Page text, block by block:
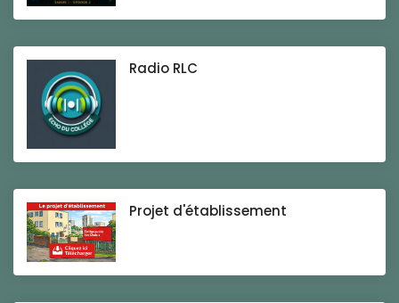
Radio RLC
Projet d'établissement